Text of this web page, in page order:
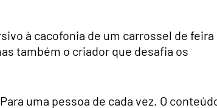
à cacofonia de um carrossel de feira
também o criador que desafia os
uma pessoa de cada vez. O